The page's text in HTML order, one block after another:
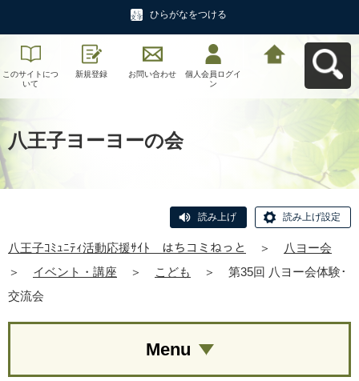
ひらがなをつける
このサイトにつ
いて
新規登録 お問い合わせ
個人会員ログイ
ン
八王子ヨーヨーの会
読み上げ 読み上げ設定
八王子ｺﾐｭﾆﾃｨ活動応援ｻｲﾄ はちコミねっと ＞
八ヨー会
＞
イベント・講座 ＞ こども ＞
第35回 八ヨー会体験･
交流会
Menu